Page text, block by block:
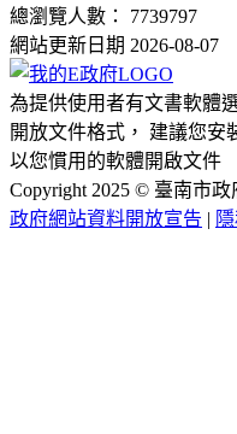
總瀏覽人數： 7739797
網站更新日期 2026-08-07
為提供使用者有文書軟體
開放文件格式， 建議您安
以您慣用的軟體開啟文件
Copyright 2025 © 臺南市
政府網站資料開放宣告 |